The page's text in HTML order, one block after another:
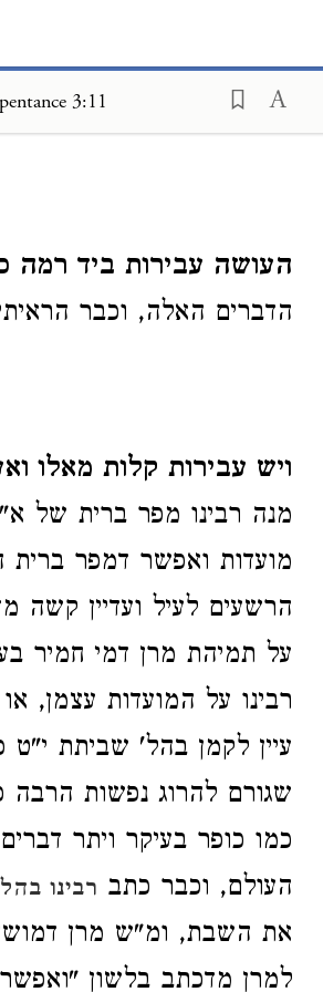
3:11
העושה עבירות ביד רמה
הדברים האלה, וכבר
ויש עבירות קלות מאלו
מנה רבינו מפר ברית של
מועדות ואפשר דמפר ברית
הרשעים לעיל ועדיין קשה
על תמיהת מרן דמי חמיר
רבינו על המועדות עצמן,
עיין לקמן בהל' שביתת
שגורם להרוג נפשות הרבה
כמו כופר בעיקר ויתר
העולם, וכבר כתב רבינו
את השבת, ומ"ש מרן
למרן מדכתב בלשון